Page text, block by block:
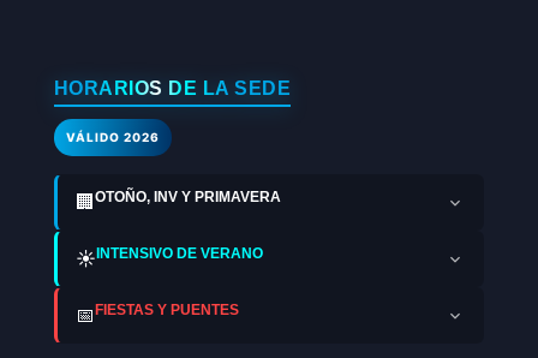
HORARIOS DE LA SEDE
VÁLIDO 2026
🏢 OTOÑO, INV Y PRIMAVERA
☀️INTENSIVO DE VERANO
📅FIESTAS Y PUENTES